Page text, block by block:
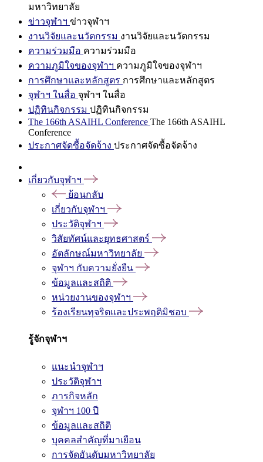
มหาวิทยาลัย
ข่าวจุฬาฯ ข่าวจุฬาฯ
งานวิจัยและนวัตกรรม งานวิจัยและนวัตกรรม
ความร่วมมือ ความร่วมมือ
ความภูมิใจของจุฬาฯ ความภูมิใจของจุฬาฯ
การศึกษาและหลักสูตร การศึกษาและหลักสูตร
จุฬาฯ ในสื่อ จุฬาฯ ในสื่อ
ปฏิทินกิจกรรม ปฏิทินกิจกรรม
The 166th ASAIHL Conference The 166th ASAIHL
Conference
ประกาศจัดซื้อจัดจ้าง ประกาศจัดซื้อจัดจ้าง
เกี่ยวกับจุฬาฯ
ย้อนกลับ
เกี่ยวกับจุฬาฯ
ประวัติจุฬาฯ
วิสัยทัศน์และยุทธศาสตร์
อัตลักษณ์มหาวิทยาลัย
จุฬาฯ กับความยั่งยืน
ข้อมูลและสถิติ
หน่วยงานของจุฬาฯ
ร้องเรียนทุจริตและประพฤติมิชอบ
รู้จักจุฬาฯ
แนะนำจุฬาฯ
ประวัติจุฬาฯ
ภารกิจหลัก
จุฬาฯ 100 ปี
ข้อมูลและสถิติ
บุคคลสำคัญที่มาเยือน
การจัดอันดับมหาวิทยาลัย